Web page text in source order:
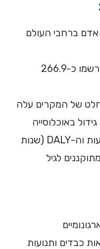
מיליון בני אדם ברחבי העולם
היארעות (מקרים חדשים): נרשמו כ-266.9
של המקרים עלה
1990 (בשל גידול באוכלוסייה
והזדקנותה), שיעורי ההיארעות וה-DALY (שנות
לגיל
כבדים ותנועות